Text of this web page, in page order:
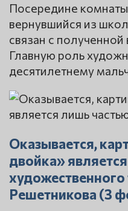
Посередине
вернувшийся из
связан с
Главную роль
десятилетнему
Оказывается,
двойка»
Решетникова (3